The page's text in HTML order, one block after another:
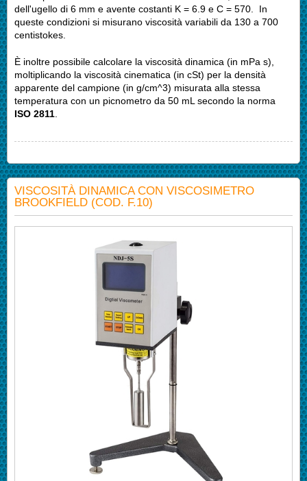
dell'ugello di 6 mm e avente costanti K = 6.9 e C = 570. In
queste condizioni si misurano viscosità variabili da 130 a 700
centistokes.
È inoltre possibile calcolare la viscosità dinamica (in mPa s),
moltiplicando la viscosità cinematica (in cSt) per la densità
apparente del campione (in g/cm^3) misurata alla stessa
temperatura con un picnometro da 50 mL secondo la norma
ISO 2811
VISCOSITÀ DINAMICA CON VISCOSIMETRO
BROOKFIELD (COD. F.10)